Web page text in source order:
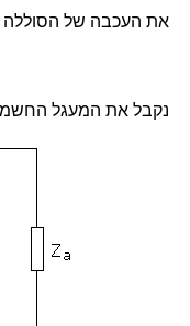
את העכבה של הסוללה
נקבל את המעגל